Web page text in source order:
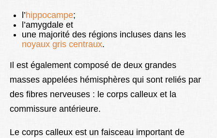
l’hippocampe;
l’amygdale et
une majorité des régions incluses dans les
noyaux gris centraux.
Il est également composé de deux grandes
masses appelées hémisphères qui sont reliés par
des fibres nerveuses : le corps calleux et la
commissure antérieure.
Le corps calleux est un faisceau important de